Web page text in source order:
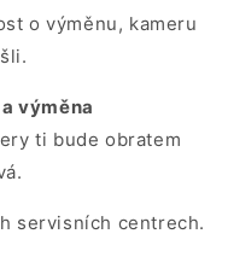
o výměnu, kameru
výměna
ti bude obratem
servisních centrech.